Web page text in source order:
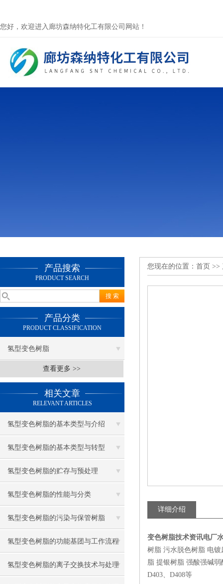
您好，欢迎进入廊坊森纳特化工有限公司网站！
产品搜索
PRODUCT SEARCH
产品分类
PRODUCT CLASSIFICATION
氢型变色树脂
查看更多 >>
相关文章
RELEVANT ARTICLES
氢型变色树脂的基本类型与介绍
氢型变色树脂的基本类型与转型
氢型变色树脂的贮存与预处理
氢型变色树脂的性能与分类
氢型变色树脂的污染与保管树脂
氢型变色树脂的功能基团与工作流程
氢型变色树脂的离子交换技术与处理
您现在的位置： 首页 >>
详细介绍
变色树脂技术资讯电厂
树脂 污水脱色树脂 电
脂 提银树脂 强酸强碱弱
D403、D408等